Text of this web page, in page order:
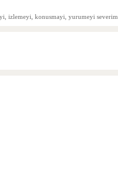
izlemeyi, konusmayi, yurumeyi severim.